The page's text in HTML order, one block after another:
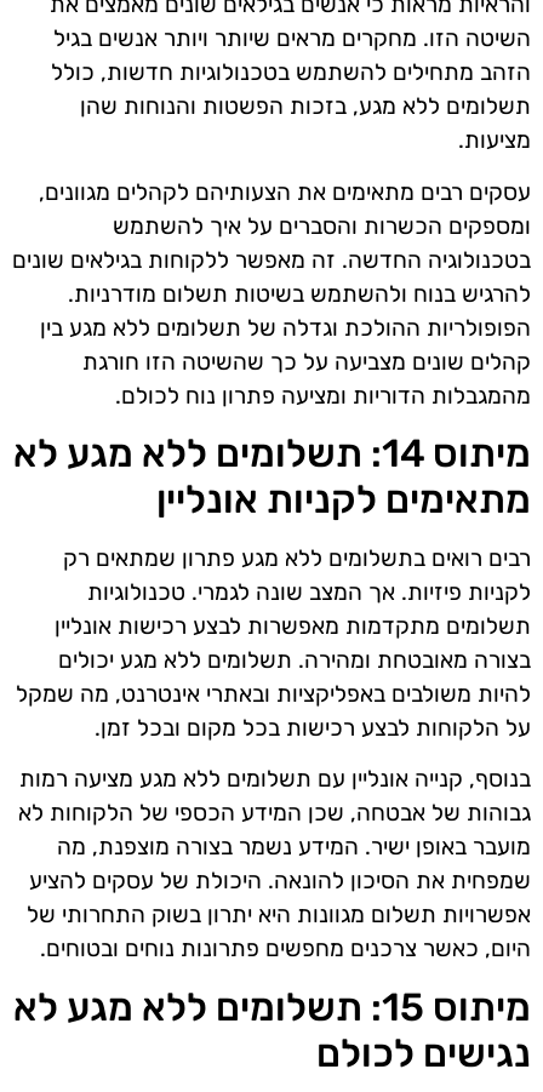
השיטה הזו. מחקרים מראים שיותר ויותר אנשים בגיל
הזהב מתחילים להשתמש בטכנולוגיות חדשות, כולל
תשלומים ללא מגע, בזכות הפשטות והנוחות שהן
מציעות.
עסקים רבים מתאימים את הצעותיהם לקהלים מגוונים,
ומספקים הכשרות והסברים על איך להשתמש
בטכנולוגיה החדשה. זה מאפשר ללקוחות בגילאים שונים
להרגיש בנוח ולהשתמש בשיטות תשלום מודרניות.
הפופולריות ההולכת וגדלה של תשלומים ללא מגע בין
קהלים שונים מצביעה על כך שהשיטה הזו חורגת
מהמגבלות הדוריות ומציעה פתרון נוח לכולם.
מיתוס 14: תשלומים ללא מגע לא
מתאימים לקניות אונליין
רבים רואים בתשלומים ללא מגע פתרון שמתאים רק
לקניות פיזיות. אך המצב שונה לגמרי. טכנולוגיות
תשלומים מתקדמות מאפשרות לבצע רכישות אונליין
בצורה מאובטחת ומהירה. תשלומים ללא מגע יכולים
להיות משולבים באפליקציות ובאתרי אינטרנט, מה שמקל
על הלקוחות לבצע רכישות בכל מקום ובכל זמן.
בנוסף, קנייה אונליין עם תשלומים ללא מגע מציעה רמות
גבוהות של אבטחה, שכן המידע הכספי של הלקוחות לא
מועבר באופן ישיר. המידע נשמר בצורה מוצפנת, מה
שמפחית את הסיכון להונאה. היכולת של עסקים להציע
אפשרויות תשלום מגוונות היא יתרון בשוק התחרותי של
היום, כאשר צרכנים מחפשים פתרונות נוחים ובטוחים.
מיתוס 15: תשלומים ללא מגע לא
נגישים לכולם